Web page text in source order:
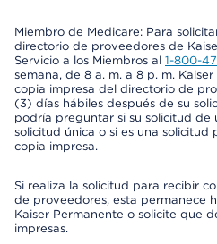
Miembro de Medicare: Para
directorio de proveedores de
Servicio a los Miembros al 1-800-
semana, de 8 a. m. a 8 p. m.
copia impresa del directorio de
(3) días hábiles después de su
podría preguntar si su solicitud de
solicitud única o si es una
copia impresa.
Si realiza la solicitud para recibir
de proveedores, esta permanece
Kaiser Permanente o solicite que
impresas.